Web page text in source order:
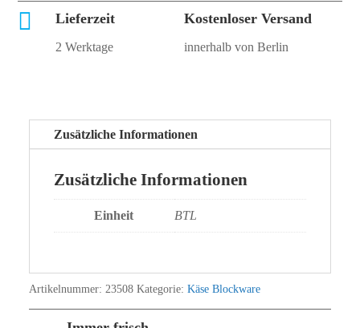
 Lieferzeit
2 Werktage
Kostenloser Versand
innerhalb von Berlin
Zusätzliche Informationen
Zusätzliche Informationen
Einheit BTL
Artikelnummer: 23508 Kategorie: Käse Blockware